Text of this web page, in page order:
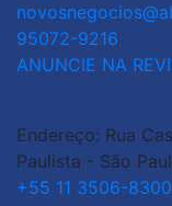
95072-9216
ANUNCIE NA
Endereço: Rua
Paulista - São
+55 11 3506-8300